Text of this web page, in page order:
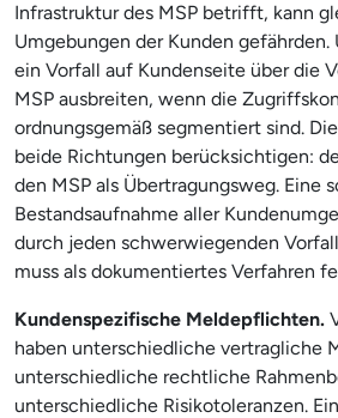
Infrastruktur des MSP betrifft, kann
Umgebungen der Kunden gefährden.
ein Vorfall auf Kundenseite über die
MSP ausbreiten, wenn die
ordnungsgemäß segmentiert sind.
beide Richtungen berücksichtigen:
den MSP als Übertragungsweg. Eine
Bestandsaufnahme aller
durch jeden schwerwiegenden
muss als dokumentiertes Verfahren
Kundenspezifische Meldepflichten.
haben unterschiedliche vertragliche
unterschiedliche rechtliche
unterschiedliche Risikotoleranzen.